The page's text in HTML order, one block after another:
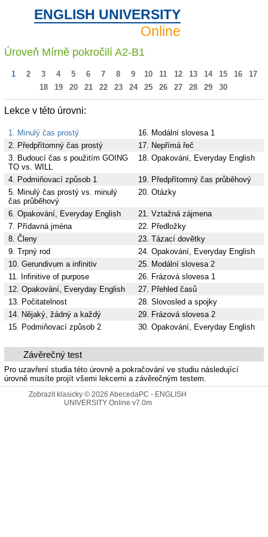
ENGLISH UNIVERSITY
Online
Úroveň Mírně pokročilí A2-B1
1 2 3 4 5 6 7 8 9 10 11 12 13 14 15 16
17
18
19 20 21 22 23 24 25 26 27 28 29 30
Lekce v této úrovni:
1. Minulý čas prostý
16. Modální slovesa 1
2. Předpřítomný čas prostý
17. Nepřímá řeč
3. Budoucí čas s použitím GOING
TO vs. WILL
18. Opakování, Everyday English
4. Podmiňovací způsob 1
19. Předpřítomný čas průběhový
5. Minulý čas prostý vs. minulý
čas průběhový
20. Otázky
6. Opakování, Everyday English
21. Vztažná zájmena
7. Přídavná jména
22. Předložky
8. Členy
23. Tázací dovětky
9. Trpný rod
24. Opakování, Everyday English
10. Gerundivum a infinitiv
25. Modální slovesa 2
11. Infinitive of purpose
26. Frázová slovesa 1
12. Opakování, Everyday English
27. Přehled časů
13. Počitatelnost
28. Slovosled a spojky
14. Nějaký, žádný a každý
29. Frázová slovesa 2
15. Podmiňovací způsob 2
30. Opakování, Everyday English
Závěrečný test
Pro uzavření studia této úrovně a pokračování ve studiu následující
úrovně musíte projít všemi lekcemi a závěrečným testem.
Zobrazit klasicky © 2026 AbecedaPC - ENGLISH
UNIVERSITY Online v7.0m